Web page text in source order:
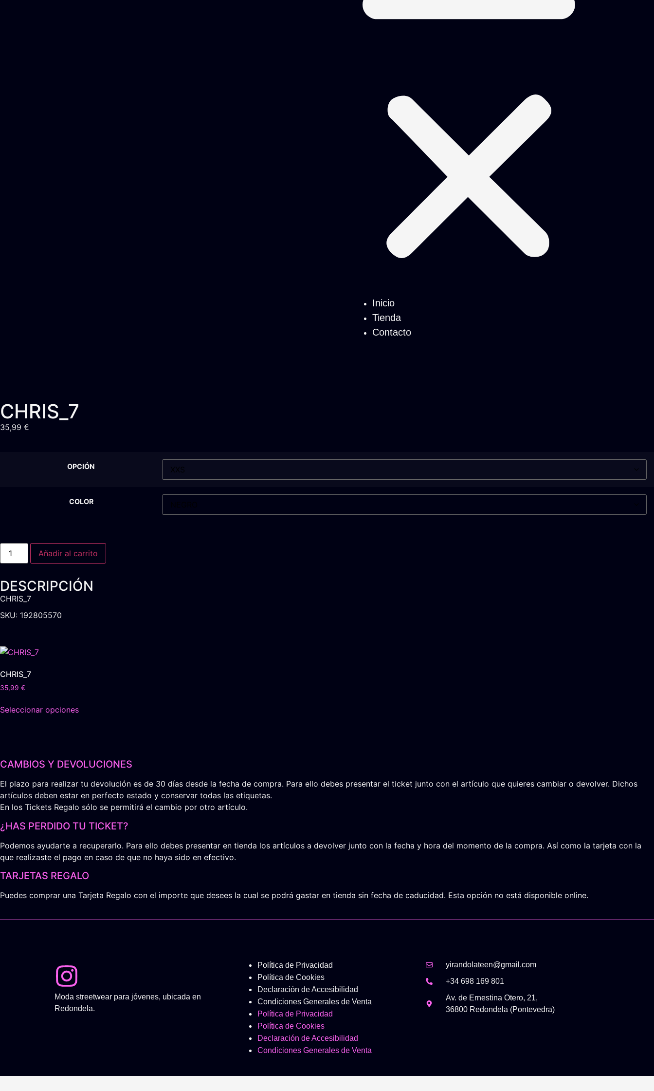
Inicio
Tienda
Contacto
CHRIS_7
35,99 €
OPCIÓN
COLOR
Añadir al carrito
DESCRIPCIÓN
CHRIS_7
SKU: 192805570
CHRIS_7
35,99 €
Seleccionar opciones
CAMBIOS Y DEVOLUCIONES
El plazo para realizar tu devolución es de 30 días desde la fecha de compra. Para ello debes presentar el ticket junto con el artículo que quieres cambiar o devolver. Dichos
artículos deben estar en perfecto estado y conservar todas las etiquetas.
En los Tickets Regalo sólo se permitirá el cambio por otro artículo.
¿HAS PERDIDO TU TICKET?
Podemos ayudarte a recuperarlo. Para ello debes presentar en tienda los artículos a devolver junto con la fecha y hora del momento de la compra. Así como la tarjeta con la
que realizaste el pago en caso de que no haya sido en efectivo.
TARJETAS REGALO
Puedes comprar una Tarjeta Regalo con el importe que desees la cual se podrá gastar en tienda sin fecha de caducidad. Esta opción no está disponible online.
Moda streetwear para jóvenes, ubicada en
Redondela.
Política de Privacidad
Política de Cookies
Declaración de Accesibilidad
Condiciones Generales de Venta
Política de Privacidad
Política de Cookies
Declaración de Accesibilidad
Condiciones Generales de Venta
yirandolateen@gmail.com
+34 698 169 801
Av. de Ernestina Otero, 21,
36800 Redondela (Pontevedra)